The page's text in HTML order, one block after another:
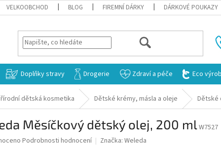
VELKOOBCHOD BLOG FIREMNÍ DÁRKY DÁRKOVÉ POUKAZY
HLEDAT
Doplňky stravy Drogerie Zdraví a péče Eco
dětská kosmetika Dětské krémy, másla a oleje Dětské
Měsíčkový dětský olej, 200 mlW7527
Podrobnosti hodnocení Značka: Weleda